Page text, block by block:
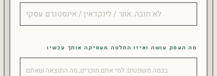
מה העסק עושה ואיזו החלטה מעסיקה אותך עכשיו